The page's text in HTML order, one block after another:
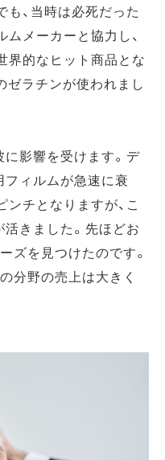
も、当時は必死だった
メーカーと協力し、
界的なヒット商品とな
ゼラチンが使われまし
に影響を受けます。デ
フィルムが急速に衰
チとなりますが、こ
活きました。先ほどお
ズを見つけたのです。
分野の売上は大きく